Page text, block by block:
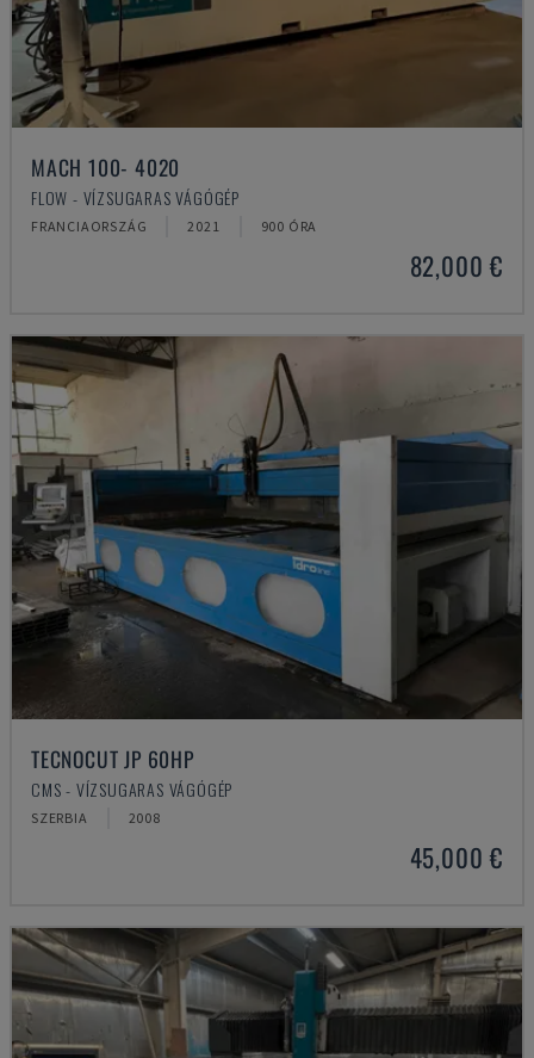
MACH 100- 4020
FLOW - VÍZSUGARAS VÁGÓGÉP
FRANCIAORSZÁG 2021 900 ÓRA
82,000 €
TECNOCUT JP 60HP
CMS - VÍZSUGARAS VÁGÓGÉP
SZERBIA 2008
45,000 €